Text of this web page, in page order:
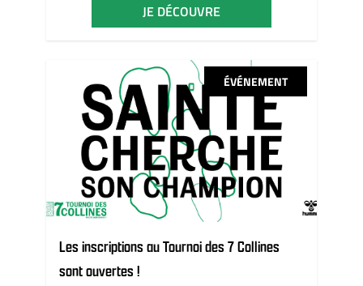
JE DÉCOUVRE
ÉVÉNEMENT
Les inscriptions au Tournoi des 7 Collines
sont ouvertes !